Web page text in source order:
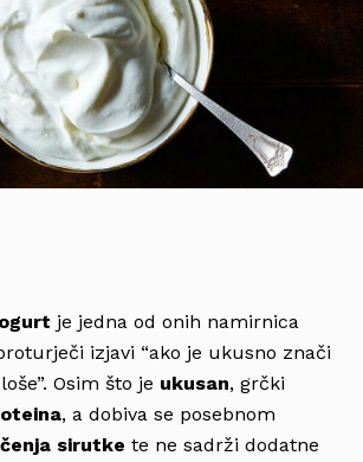
je jedna od onih namirnica
izjavi “ako je ukusno znači
Osim što je ukusan, grčki
, a dobiva se posebnom
sirutke te ne sadrži dodatne